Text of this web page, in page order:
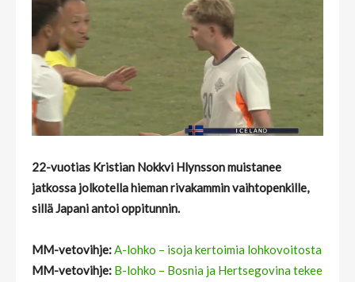
22-vuotias Kristian Nokkvi Hlynsson muistanee
jatkossa jolkotella hieman rivakammin vaihtopenkille,
sillä Japani antoi oppitunnin.
MM-vetovihje:A-lohko – isoja kertoimia lohkovoitosta
MM-vetovihje: B-lohko – Bosnia ja Hertsegovina tekee